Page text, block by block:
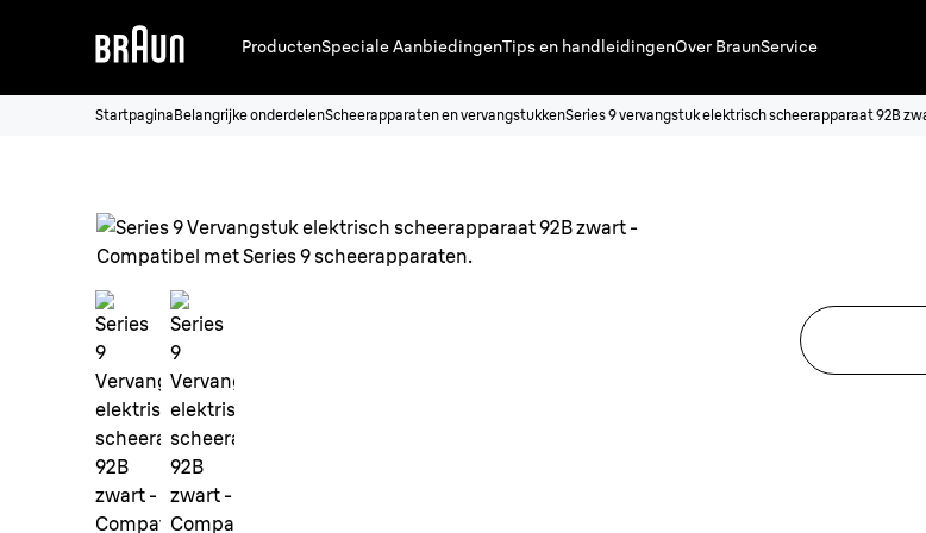
ProductenSpeciale AanbiedingenTips en handleidingenOver BraunService
StartpaginaBelangrijke onderdelenScheerapparaten en vervangstukkenSeries 9 vervangstuk elektrisch scheerapparaat 92B